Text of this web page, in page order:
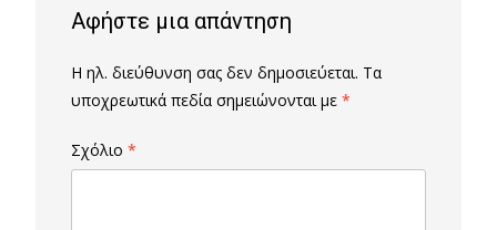
Αφήστε μια απάντηση
Η ηλ. διεύθυνση σας δεν δημοσιεύεται. Τα
υποχρεωτικά πεδία σημειώνονται με *
Σχόλιο *